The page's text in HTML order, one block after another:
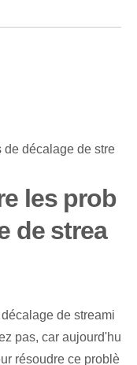
les prob
de strea
de streami
pas, car aujourd'hu
résoudre ce problè